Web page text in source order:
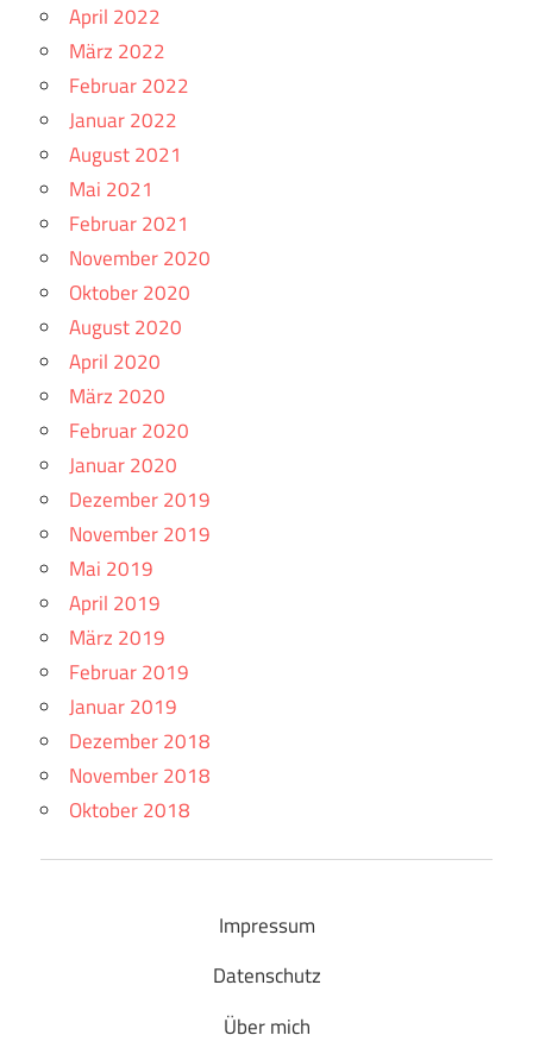
April 2022
März 2022
Februar 2022
Januar 2022
August 2021
Mai 2021
Februar 2021
November 2020
Oktober 2020
August 2020
April 2020
März 2020
Februar 2020
Januar 2020
Dezember 2019
November 2019
Mai 2019
April 2019
März 2019
Februar 2019
Januar 2019
Dezember 2018
November 2018
Oktober 2018
Impressum
Datenschutz
Über mich